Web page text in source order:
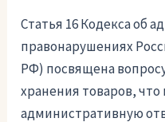
Статья 16 Кодекса об
правонарушениях
РФ) посвящена
хранения товаров,
административную